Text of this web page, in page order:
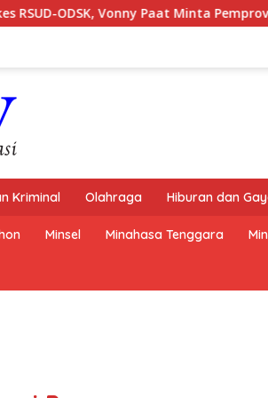
Paat Minta Pemprov Sulut Bertindak
Kriminal Olahraga Hiburan dan
Minsel Minahasa Tenggara